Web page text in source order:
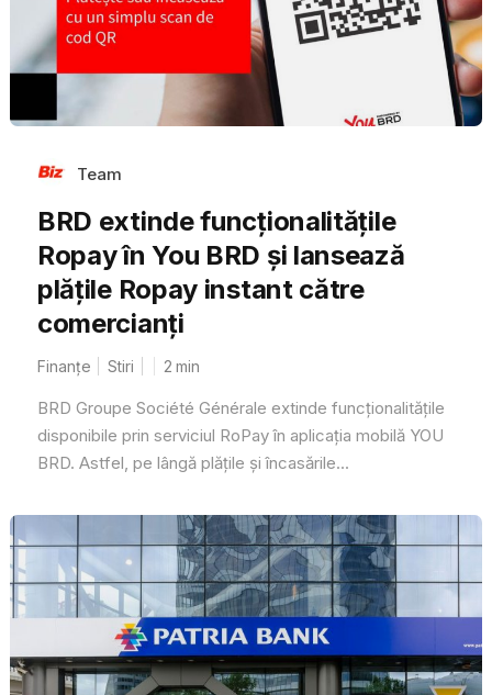
Team
BRD extinde funcționalitățile
Ropay în You BRD și lansează
plățile Ropay instant către
comercianți
Finanțe Stiri 2 min
BRD Groupe Société Générale extinde funcționalitățile
disponibile prin serviciul RoPay în aplicația mobilă YOU
BRD. Astfel, pe lângă plățile și încasările...